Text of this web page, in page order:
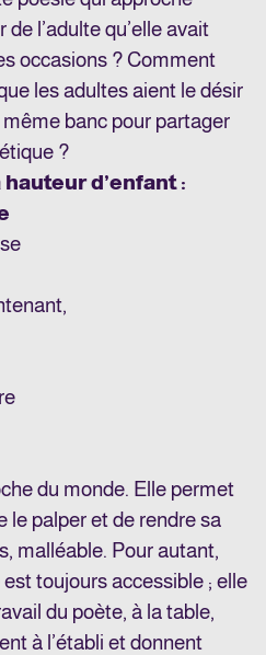
de l’adulte qu’elle avait
occasions ? Comment
les adultes aient le désir
banc pour partager
?
d’enfant :
du monde. Elle permet
le palper et de rendre sa
malléable. Pour autant,
est toujours accessible ; elle
du poète, à la table,
à l’établi et donnent